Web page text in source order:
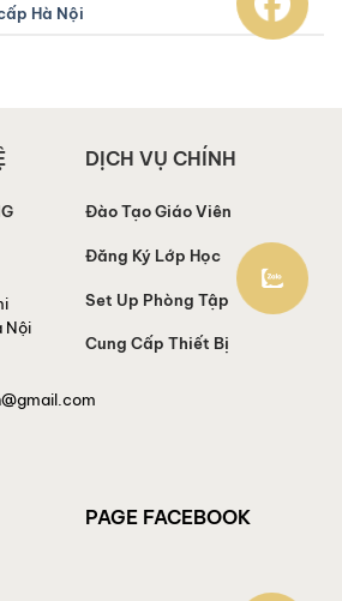
Hà Nội
Nội
DỊCH VỤ CHÍNH
Đào Tạo Giáo Viên
Đăng Ký Lớp Học
Set Up Phòng Tập
Cung Cấp Thiết Bị
PAGE FACEBOOK